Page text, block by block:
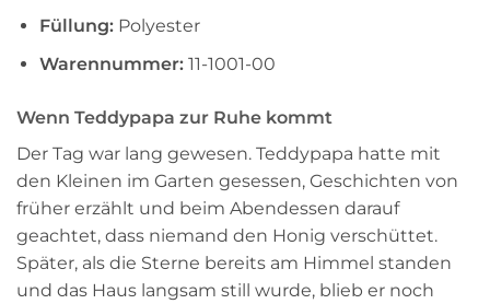
Füllung:Polyester
Warennummer:11-1001-00
Wenn Teddypapa zur Ruhe kommt
Der Tag war lang gewesen. Teddypapa hatte mit
den Kleinen im Garten gesessen, Geschichten von
früher erzählt und beim Abendessen darauf
geachtet, dass niemand den Honig verschüttet.
Später, als die Sterne bereits am Himmel standen
und das Haus langsam still wurde, blieb er noch